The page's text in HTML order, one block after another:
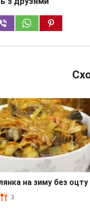
на зиму без оцту
3